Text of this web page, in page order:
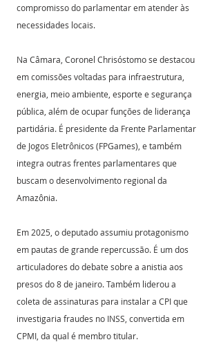
compromisso do parlamentar em atender às
necessidades locais.
Na Câmara, Coronel Chrisóstomo se destacou
em comissões voltadas para infraestrutura,
energia, meio ambiente, esporte e segurança
pública, além de ocupar funções de liderança
partidária. É presidente da Frente Parlamentar
de Jogos Eletrônicos (FPGames), e também
integra outras frentes parlamentares que
buscam o desenvolvimento regional da
Amazônia.
Em 2025, o deputado assumiu protagonismo
em pautas de grande repercussão. É um dos
articuladores do debate sobre a anistia aos
presos do 8 de janeiro. Também liderou a
coleta de assinaturas para instalar a CPI que
investigaria fraudes no INSS, convertida em
CPMI, da qual é membro titular.